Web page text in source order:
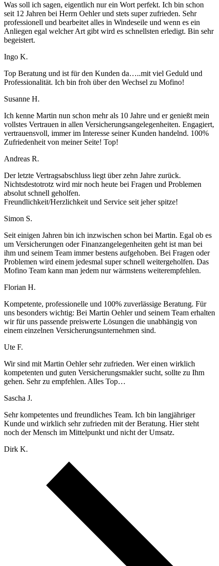
Was soll ich sagen, eigentlich nur ein Wort perfekt. Ich bin schon
seit 12 Jahren bei Herrn Oehler und stets super zufrieden. Sehr
professionell und bearbeitet alles in Windeseile und wenn es ein
Anliegen egal welcher Art gibt wird es schnellsten erledigt. Bin sehr
begeistert.
Ingo K.
Top Beratung und ist für den Kunden da…..mit viel Geduld und
Professionalität. Ich bin froh über den Wechsel zu Mofino!
Susanne H.
Ich kenne Martin nun schon mehr als 10 Jahre und er genießt mein
vollstes Vertrauen in allen Versicherungsangelegenheiten. Engagiert,
vertrauensvoll, immer im Interesse seiner Kunden handelnd. 100%
Zufriedenheit von meiner Seite! Top!
Andreas R.
Der letzte Vertragsabschluss liegt über zehn Jahre zurück.
Nichtsdestotrotz wird mir noch heute bei Fragen und Problemen
absolut schnell geholfen.
Freundlichkeit/Herzlichkeit und Service seit jeher spitze!
Simon S.
Seit einigen Jahren bin ich inzwischen schon bei Martin. Egal ob es
um Versicherungen oder Finanzangelegenheiten geht ist man bei
ihm und seinem Team immer bestens aufgehoben. Bei Fragen oder
Problemen wird einem jedesmal super schnell weitergeholfen. Das
Mofino Team kann man jedem nur wärmstens weiterempfehlen.
Florian H.
Kompetente, professionelle und 100% zuverlässige Beratung. Für
uns besonders wichtig: Bei Martin Oehler und seinem Team erhalten
wir für uns passende preiswerte Lösungen die unabhängig von
einem einzelnen Versicherungsunternehmen sind.
Ute F.
Wir sind mit Martin Oehler sehr zufrieden. Wer einen wirklich
kompetenten und guten Versicherungsmakler sucht, sollte zu Ihm
gehen. Sehr zu empfehlen. Alles Top…
Sascha J.
Sehr kompetentes und freundliches Team. Ich bin langjähriger
Kunde und wirklich sehr zufrieden mit der Beratung. Hier steht
noch der Mensch im Mittelpunkt und nicht der Umsatz.
Dirk K.